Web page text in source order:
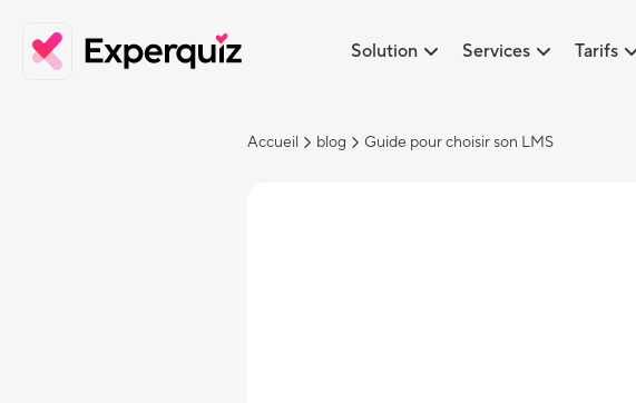
Solution Services Tarifs
Accueil blog Guide pour choisir son LMS